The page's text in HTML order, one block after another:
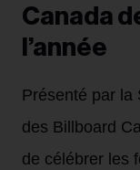
Canada
l’année
Présenté par la
des Billboard
de célébrer les